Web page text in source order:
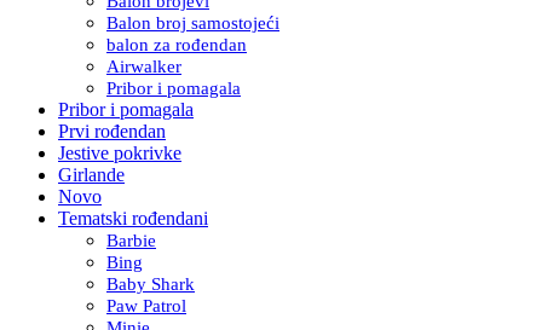
Balon broj samostojeći
balon za rođendan
Airwalker
Pribor i pomagala
Pribor i pomagala
Prvi rođendan
Jestive pokrivke
Girlande
Novo
Tematski rođendani
Barbie
Bing
Baby Shark
Paw Patrol